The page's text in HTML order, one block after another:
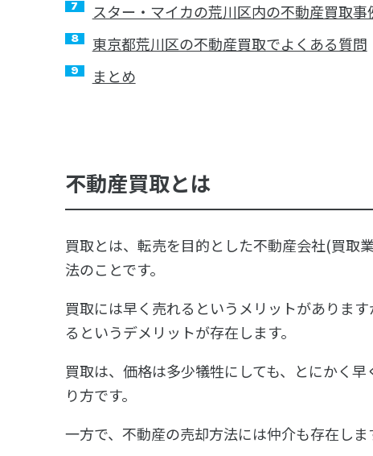
スター・マイカの荒川区内の不動産買取事
東京都荒川区の不動産買取でよくある質問
まとめ
不動産買取とは
買取とは、転売を目的とした不動産会社(買取
法のことです。
買取には早く売れるというメリットがありま
るというデメリットが存在します。
買取は、価格は多少犠牲にしても、とにかく
り方です。
一方で、不動産の売却方法には仲介も存在しま